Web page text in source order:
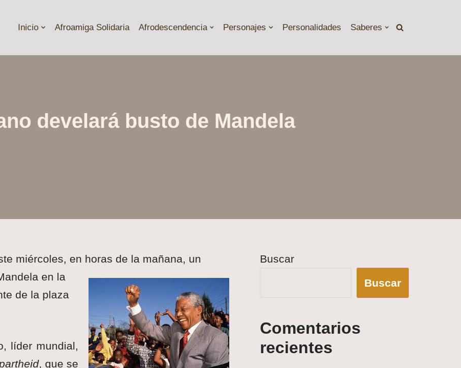
Inicio Afroamiga Solidaria Afrodescendencia Personajes Personalidades Saberes
develará busto de Mandela
miércoles, en horas de la mañana, un
en la
de la plaza
líder mundial,
, que se
Buscar
Buscar
Comentarios
recientes